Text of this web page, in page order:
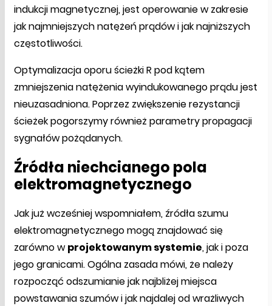
indukcji magnetycznej, jest operowanie w zakresie
jak najmniejszych natężeń prądów i jak najniższych
częstotliwości.
Optymalizacja oporu ścieżki R pod kątem
zmniejszenia natężenia wyindukowanego prądu jest
nieuzasadniona. Poprzez zwiększenie rezystancji
ścieżek pogorszymy również parametry propagacji
sygnałów pożądanych.
Źródła niechcianego pola
elektromagnetycznego
Jak już wcześniej wspomniałem, źródła szumu
elektromagnetycznego mogą znajdować się
zarówno wprojektowanym systemie, jak i poza
jego granicami. Ogólna zasada mówi, że należy
rozpocząć odszumianie jak najbliżej miejsca
powstawania szumów i jak najdalej od wrażliwych